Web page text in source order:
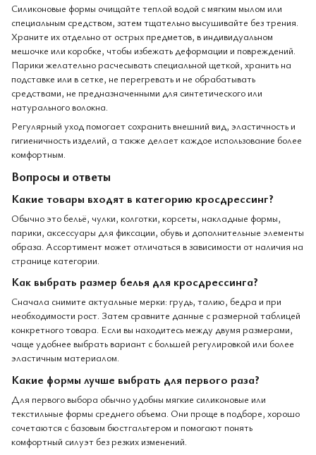
Силиконовые формы очищайте теплой водой с мягким мылом или
специальным средством, затем тщательно высушивайте без трения.
Храните их отдельно от острых предметов, в индивидуальном
мешочке или коробке, чтобы избежать деформации и повреждений.
Парики желательно расчесывать специальной щеткой, хранить на
подставке или в сетке, не перегревать и не обрабатывать
средствами, не предназначенными для синтетического или
натурального волокна.
Регулярный уход помогает сохранить внешний вид, эластичность и
гигиеничность изделий, а также делает каждое использование более
комфортным.
Вопросы и ответы
Какие товары входят в категорию кросдрессинг?
Обычно это бельё, чулки, колготки, корсеты, накладные формы,
парики, аксессуары для фиксации, обувь и дополнительные элементы
образа. Ассортимент может отличаться в зависимости от наличия на
странице категории.
Как выбрать размер белья для кросдрессинга?
Сначала снимите актуальные мерки: грудь, талию, бедра и при
необходимости рост. Затем сравните данные с размерной таблицей
конкретного товара. Если вы находитесь между двумя размерами,
чаще удобнее выбрать вариант с большей регулировкой или более
эластичным материалом.
Какие формы лучше выбрать для первого раза?
Для первого выбора обычно удобны мягкие силиконовые или
текстильные формы среднего объема. Они проще в подборе, хорошо
сочетаются с базовым бюстгальтером и помогают понять
комфортный силуэт без резких изменений.